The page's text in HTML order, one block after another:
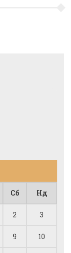
Сб Нд
2 3
9 10